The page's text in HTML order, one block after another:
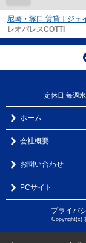
尼崎・塚口 賃貸｜ジェ
レオパレスCOTTI
定休日:毎週
ホーム
会社概要
お問い合わせ
PCサイト
プライバ
Copyright(c)